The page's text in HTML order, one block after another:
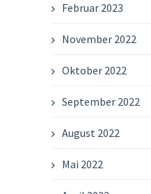
Februar 2023
November 2022
Oktober 2022
September 2022
August 2022
Mai 2022